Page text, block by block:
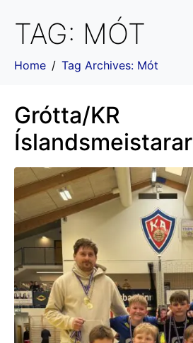
TAG: MÓT
Home Tag Archives: Mót
Grótta/KR
Íslandsmeistarar